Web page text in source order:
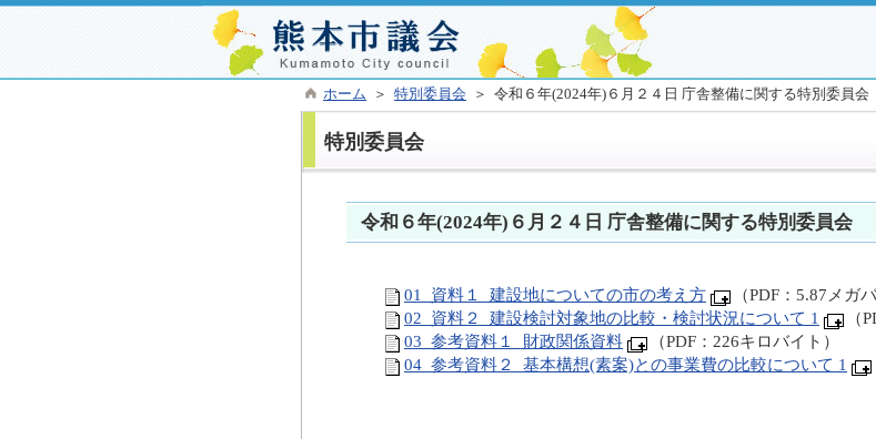
ホーム ＞ 特別委員会 ＞ 令和６年(2024年)６月２４日 庁舎整備に関する特別委員会
特別委員会
令和６年(2024年)６月２４日 庁舎整備に関する特別委員会
01_資料１_建設地についての市の考え方
（PDF：5.87メガ
02_資料２_建設検討対象地の比較・検討状況について 1
（
03_参考資料１_財政関係資料
（PDF：226キロバイト）
04_参考資料２_基本構想(素案)との事業費の比較について 1